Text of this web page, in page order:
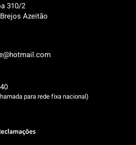
310/2
Brejos Azeitão
para rede fixa nacional)